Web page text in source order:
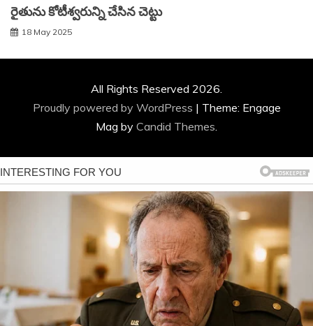
రైతును కోటీశ్వరున్ని చేసిన చెట్టు
18 May 2025
All Rights Reserved 2026.
Proudly powered by WordPress | Theme: Engage
Mag by Candid Themes